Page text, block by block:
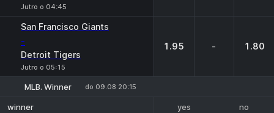
Jutro o 04:45
San Francisco Giants
-
Detroit Tigers
Jutro o 05:15
1.95 - 1.80
MLB. Winner do 09.08 20:15
winner yes no